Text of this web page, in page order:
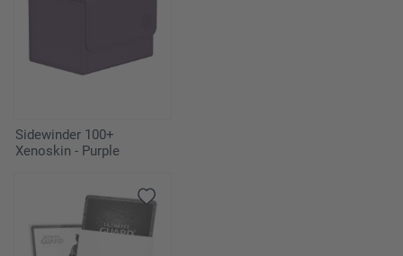
Sidewinder 100+
Xenoskin - Purple